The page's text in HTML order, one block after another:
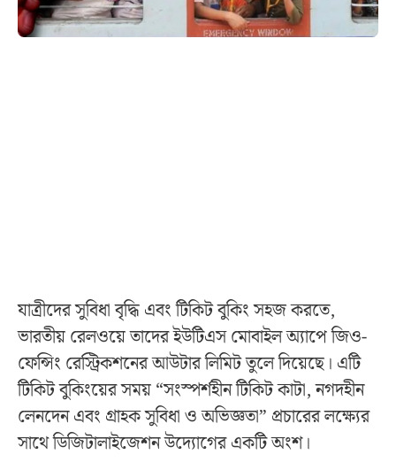
যাত্রীদের সুবিধা বৃদ্ধি এবং টিকিট বুকিং সহজ করতে,
ভারতীয় রেলওয়ে তাদের ইউটিএস মোবাইল অ্যাপে জিও-
ফেন্সিং রেস্ট্রিকশনের আউটার লিমিট তুলে দিয়েছে। এটি
টিকিট বুকিংয়ের সময় “সংস্পর্শহীন টিকিট কাটা, নগদহীন
লেনদেন এবং গ্রাহক সুবিধা ও অভিজ্ঞতা” প্রচারের লক্ষ্যের
সাথে ডিজিটালাইজেশন উদ্যোগের একটি অংশ।